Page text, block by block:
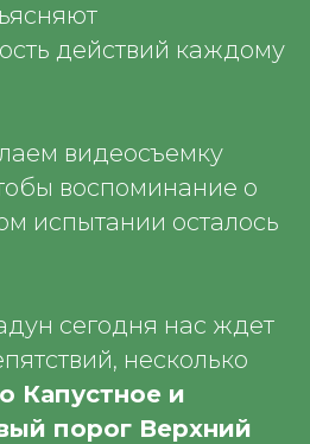
действий каждому
видеосъемку
воспоминание о
испытании осталось
сегодня нас ждет
несколько
Капустное и
порог Верхний